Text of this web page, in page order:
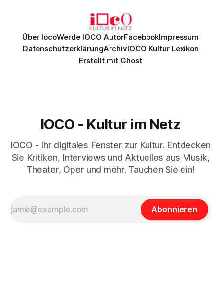
Über IocoWerde IOCO AutorFacebookImpressum
DatenschutzerklärungArchivIOCO Kultur Lexikon
Erstellt mit Ghost
IOCO - Kultur im Netz
IOCO - Ihr digitales Fenster zur Kultur. Entdecken
Sie Kritiken, Interviews und Aktuelles aus Musik,
Theater, Oper und mehr. Tauchen Sie ein!
Abonnieren